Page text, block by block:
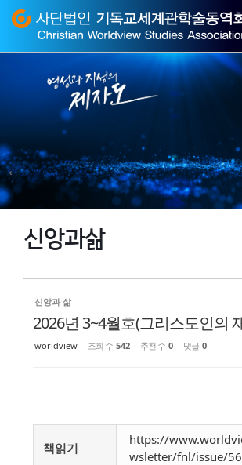
신앙과삶
신앙과 삶
2026년 3~4월호(그리스도인의
worldview 조회 수 542 추천 수 0 댓글 0
책읽기
https://
wsletter/fnl/issue/
스케치북
스케치북